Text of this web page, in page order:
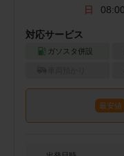
日
対応サービス
ガソスタ併設
最安値